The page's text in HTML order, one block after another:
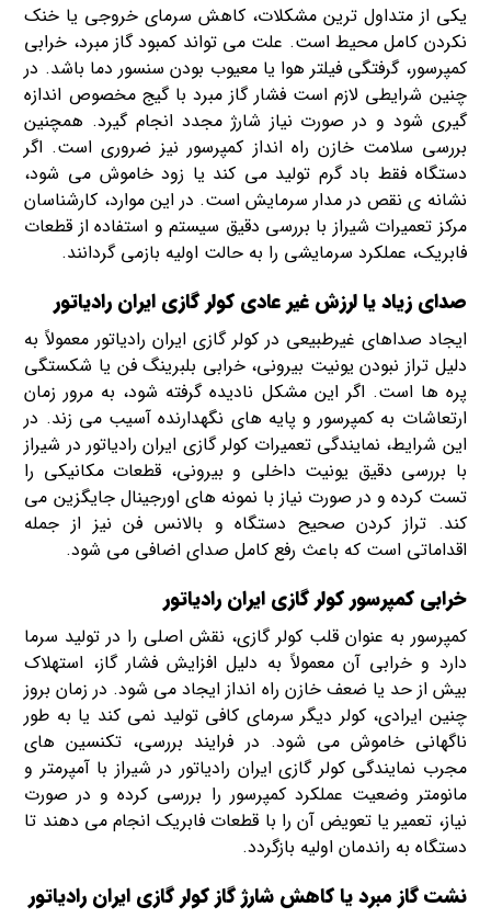
یکی از متداول ترین مشکلات، کاهش سرمای خروجی یا خنک
نکردن کامل محیط است. علت می تواند کمبود گاز مبرد، خرابی
کمپرسور، گرفتگی فیلتر هوا یا معیوب بودن سنسور دما باشد. در
چنین شرایطی لازم است فشار گاز مبرد با گیج مخصوص اندازه
گیری شود و در صورت نیاز شارژ مجدد انجام گیرد. همچنین
بررسی سلامت خازن راه انداز کمپرسور نیز ضروری است. اگر
دستگاه فقط باد گرم تولید می کند یا زود خاموش می شود،
نشانه ی نقص در مدار سرمایش است. در این موارد، کارشناسان
مرکز تعمیرات شیراز با بررسی دقیق سیستم و استفاده از قطعات
فابریک، عملکرد سرمایشی را به حالت اولیه بازمی گردانند.
صدای زیاد یا لرزش غیر عادی کولر گازی ایران رادیاتور
ایجاد صداهای غیرطبیعی در کولر گازی ایران رادیاتور معمولاً به
دلیل تراز نبودن یونیت بیرونی، خرابی بلبرینگ فن یا شکستگی
پره ها است. اگر این مشکل نادیده گرفته شود، به مرور زمان
ارتعاشات به کمپرسور و پایه های نگهدارنده آسیب می زند. در
این شرایط، نمایندگی تعمیرات کولر گازی ایران رادیاتور در شیراز
با بررسی دقیق یونیت داخلی و بیرونی، قطعات مکانیکی را
تست کرده و در صورت نیاز با نمونه های اورجینال جایگزین می
کند. تراز کردن صحیح دستگاه و بالانس فن نیز از جمله
اقداماتی است که باعث رفع کامل صدای اضافی می شود.
خرابی کمپرسور کولر گازی ایران رادیاتور
کمپرسور به عنوان قلب کولر گازی، نقش اصلی را در تولید سرما
دارد و خرابی آن معمولاً به دلیل افزایش فشار گاز، استهلاک
بیش از حد یا ضعف خازن راه انداز ایجاد می شود. در زمان بروز
چنین ایرادی، کولر دیگر سرمای کافی تولید نمی کند یا به طور
ناگهانی خاموش می شود. در فرایند بررسی، تکنسین های
مجرب نمایندگی کولر گازی ایران رادیاتور در شیراز با آمپرمتر و
مانومتر وضعیت عملکرد کمپرسور را بررسی کرده و در صورت
نیاز، تعمیر یا تعویض آن را با قطعات فابریک انجام می دهند تا
دستگاه به راندمان اولیه بازگردد.
نشت گاز مبرد یا کاهش شارژ گاز کولر گازی ایران رادیاتور